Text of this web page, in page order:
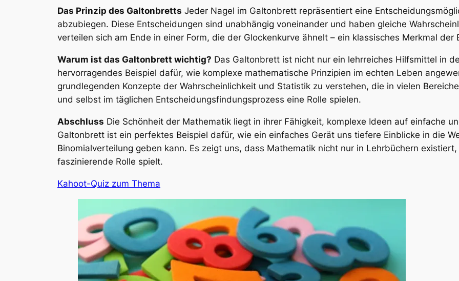
Das Prinzip des Galtonbretts Jeder Nagel im Galtonbrett repräsentiert eine
abzubiegen. Diese Entscheidungen sind unabhängig voneinander und haben gleiche
verteilen sich am Ende in einer Form, die der Glockenkurve ähnelt – ein klassisches Merkmal der
Warum ist das Galtonbrett wichtig? Das Galtonbrett ist nicht nur ein lehrreiches Hilfsmittel in
hervorragendes Beispiel dafür, wie komplexe mathematische Prinzipien im echten Leben
grundlegenden Konzepte der Wahrscheinlichkeit und Statistik zu verstehen, die in vielen
und selbst im täglichen Entscheidungsfindungsprozess eine Rolle spielen.
Abschluss Die Schönheit der Mathematik liegt in ihrer Fähigkeit, komplexe Ideen auf einfache
Galtonbrett ist ein perfektes Beispiel dafür, wie ein einfaches Gerät uns tiefere Einblicke in die
Binomialverteilung geben kann. Es zeigt uns, dass Mathematik nicht nur in Lehrbüchern
faszinierende Rolle spielt.
Kahoot-Quiz zum Thema